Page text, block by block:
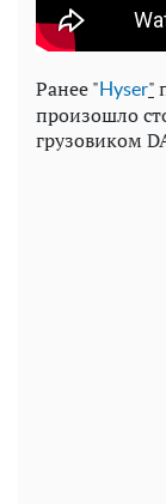
Ранее " Нyser"
произошло
грузовиком